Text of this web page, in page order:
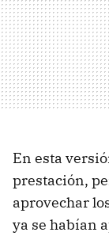
En esta
prestación,
aprovechar
ya se habían